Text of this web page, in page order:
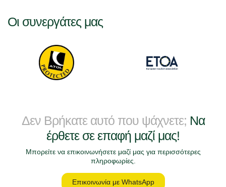
Οι συνεργάτες μας
Δεν Βρήκατε αυτό που ψάχνετε; Να
έρθετε σε επαφή μαζί μας!
Μπορείτε να επικοινωνήσετε μαζί μας για περισσότερες
πληροφωρίες.
Επικοινωνία με WhatsApp